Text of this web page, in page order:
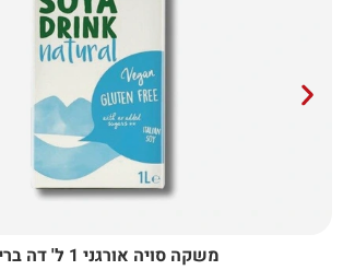
משקה סויה אורגני 1 ל' דה ברידג'